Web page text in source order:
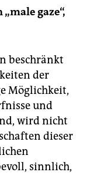
gaze“,
beschränkt
der
Möglichkeit,
und
wird nicht
dieser
sinnlich,